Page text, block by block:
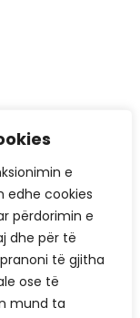
e
edhe cookies
përdorimin e
dhe për të
të gjitha
ose të
mund ta
Lakrishtë,